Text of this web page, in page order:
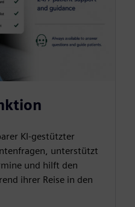
KI-gestützter
unterstützt
und hilft den
ihrer Reise in den